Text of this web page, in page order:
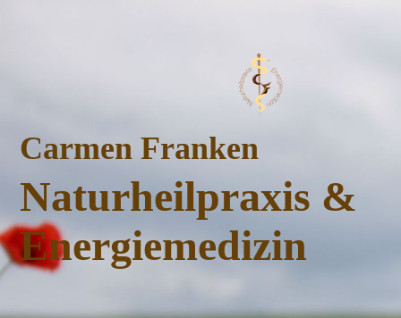
Carmen Franken
Naturheilpraxis &
Energiemedizin